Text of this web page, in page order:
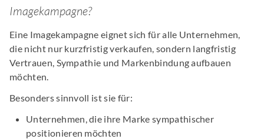
Imagekampagne?
Eine Imagekampagne eignet sich für alle Unternehmen,
die nicht nur kurzfristig verkaufen, sondern langfristig
Vertrauen, Sympathie und Markenbindung aufbauen
möchten.
Besonders sinnvoll ist sie für:
Unternehmen, die ihre Marke sympathischer
positionieren möchten